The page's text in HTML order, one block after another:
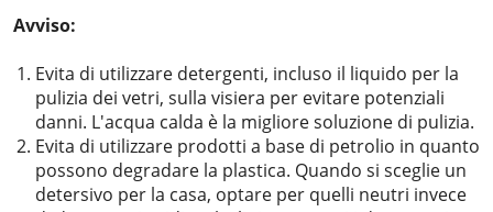
Avviso:
Evita di utilizzare detergenti, incluso il liquido per la
pulizia dei vetri, sulla visiera per evitare potenziali
danni. L'acqua calda è la migliore soluzione di pulizia.
Evita di utilizzare prodotti a base di petrolio in quanto
possono degradare la plastica. Quando si sceglie un
detersivo per la casa, optare per quelli neutri invece